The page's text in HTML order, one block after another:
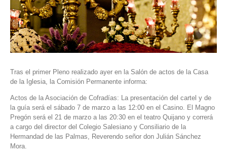
Tras el primer Pleno realizado ayer en la Salón de actos de la Casa
de la Iglesia, la Comisión Permanente informa:
Actos de la Asociación de Cofradías: La presentación del cartel y de
la guía será el sábado 7 de marzo a las 12:00 en el Casino. El Magno
Pregón será el 21 de marzo a las 20:30 en el teatro Quijano y correrá
a cargo del director del Colegio Salesiano y Consiliario de la
Hermandad de las Palmas, Reverendo señor don Julián Sánchez
Mora.